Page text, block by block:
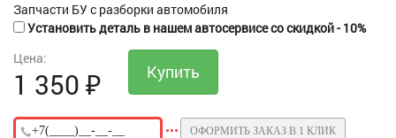
Запчасти БУ с разборки автомобиля
Установить деталь в нашем автосервисе со скидкой - 10%
Цена:
1 350 ₽
ОФОРМИТЬ ЗАКАЗ В 1 КЛИК